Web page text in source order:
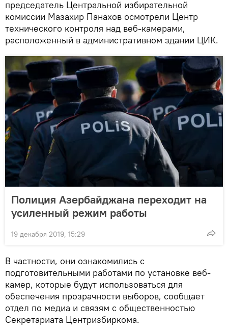
председатель Центральной избирательной
комиссии Мазахир Панахов осмотрели Центр
технического контроля над веб-камерами,
расположенный в административном здании ЦИК.
Полиция Азербайджана переходит на
усиленный режим работы
19 декабря 2019, 15:29
В частности, они ознакомились с
подготовительными работами по установке веб-
камер, которые будут использоваться для
обеспечения прозрачности выборов, сообщает
отдел по медиа и связям с общественностью
Секретариата Центризбиркома.